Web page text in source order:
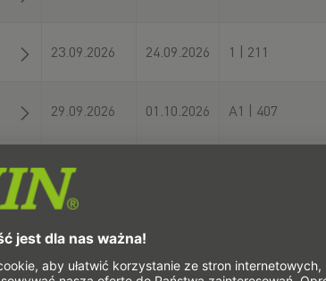
23.09.2026 24.09.2026 1 | 211
29.09.2026 01.10.2026 A1 | 407
06.10.2026